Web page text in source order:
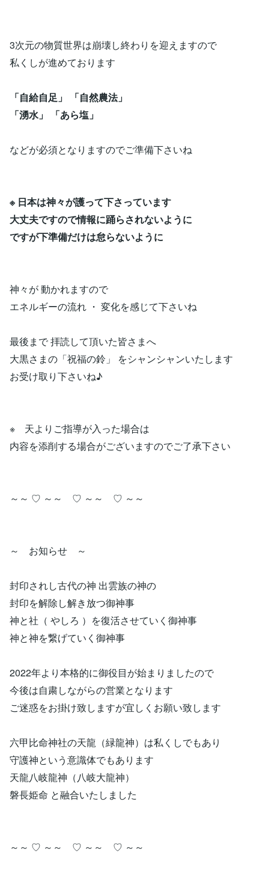
3次元の物質世界は崩壊し終わりを迎えますので
私くしが進めております
「自給自足」 「自然農法」
「湧水」 「あら塩」
などが必須となりますのでご準備下さいね
※ 日本は神々が護って下さっています
大丈夫ですので情報に踊らされないように
ですが下準備だけは怠らないように
神々が 動かれますので
エネルギーの流れ ・ 変化を感じて下さいね
最後まで 拝読して頂いた皆さまへ
大黒さまの「祝福の鈴」 をシャンシャンいたします
お受け取り下さいね♪
※ 天よりご指導が入った場合は
内容を添削する場合がございますのでご了承下さい
～～ ♡ ～～ ♡ ～～ ♡ ～～
～ お知らせ ～
封印されし古代の神 出雲族の神の
封印を解除し解き放つ御神事
神と社（ やしろ ）を復活させていく御神事
神と神を繋げていく御神事
2022年より本格的に御役目が始まりましたので
今後は自粛しながらの営業となります
ご迷惑をお掛け致しますが宜しくお願い致します
六甲比命神社の天龍（緑龍神）は私くしでもあり
守護神という意識体でもあります
天龍八岐龍神（八岐大龍神）
磐長姫命 と融合いたしました
～～ ♡ ～～ ♡ ～～ ♡ ～～